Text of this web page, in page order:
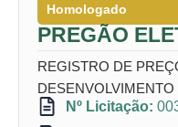
Homologado
PREGÃO
REGISTRO DE
Nº Licitação: